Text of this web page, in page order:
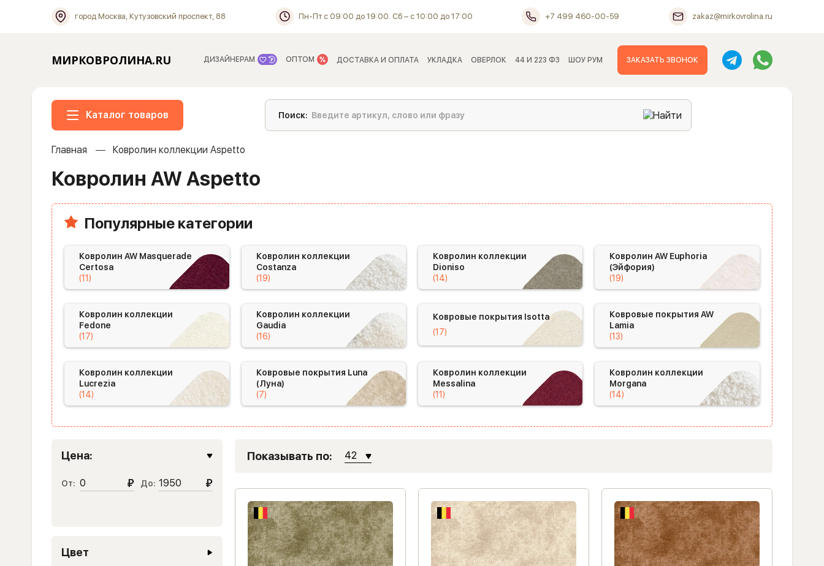
город Москва, Кутузовский проспект, 88 Пн-Пт с 09:00 до 19:00. Сб – с 10:00 до 17:00 +7 499 460-00-59 zakaz@mirkovrolina.ru
МИРКОВРОЛИНА.RU ДИЗАЙНЕРАМ ОПТОМ ДОСТАВКА И ОПЛАТА УКЛАДКА ОВЕРЛОК 44 И 223 ФЗ ШОУ РУМ ЗАКАЗАТЬ ЗВОНОК
Каталог товаров
Главная Ковролин коллекции Aspetto
Ковролин AW Aspetto
Популярные категории
Ковролин AW Masquerade
Certosa
(11)
Ковролин коллекции
Costanza
(19)
Ковролин коллекции
Dioniso
(14)
Ковролин AW Euphoria
(Эйфория)
(19)
Ковролин коллекции
Fedone
(17)
Ковролин коллекции
Gaudia
(16)
Ковровые покрытия Isotta
(17)
Ковровые покрытия AW
Lamia
(13)
Ковролин коллекции
Lucrezia
(14)
Ковровые покрытия Luna
(Луна)
(7)
Ковролин коллекции
Messalina
(11)
Ковролин коллекции
Morgana
(14)
Цена:
От: ₽ До: ₽
Цвет
Показывать по: 42